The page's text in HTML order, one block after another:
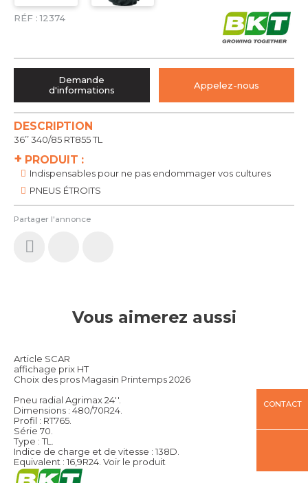
RÉF : 12374
+ PRODUIT :
Indispensables pour ne pas endommager vos cultures
PNEUS ÉTROITS
Partager l'annonce
DESCRIPTION
36’’ 340/85 RT855 TL
Demande
d'informations
Appelez-nous
Vous aimerez aussi
Article SCAR
affichage prix HT
Choix des pros Magasin Printemps 2026
Pneu radial Agrimax 24''.
Dimensions : 480/70R24.
Profil : RT765.
Série 70.
Type : TL.
Indice de charge et de vitesse : 138D.
Equivalent : 16,9R24. Voir le produit
CONTACT